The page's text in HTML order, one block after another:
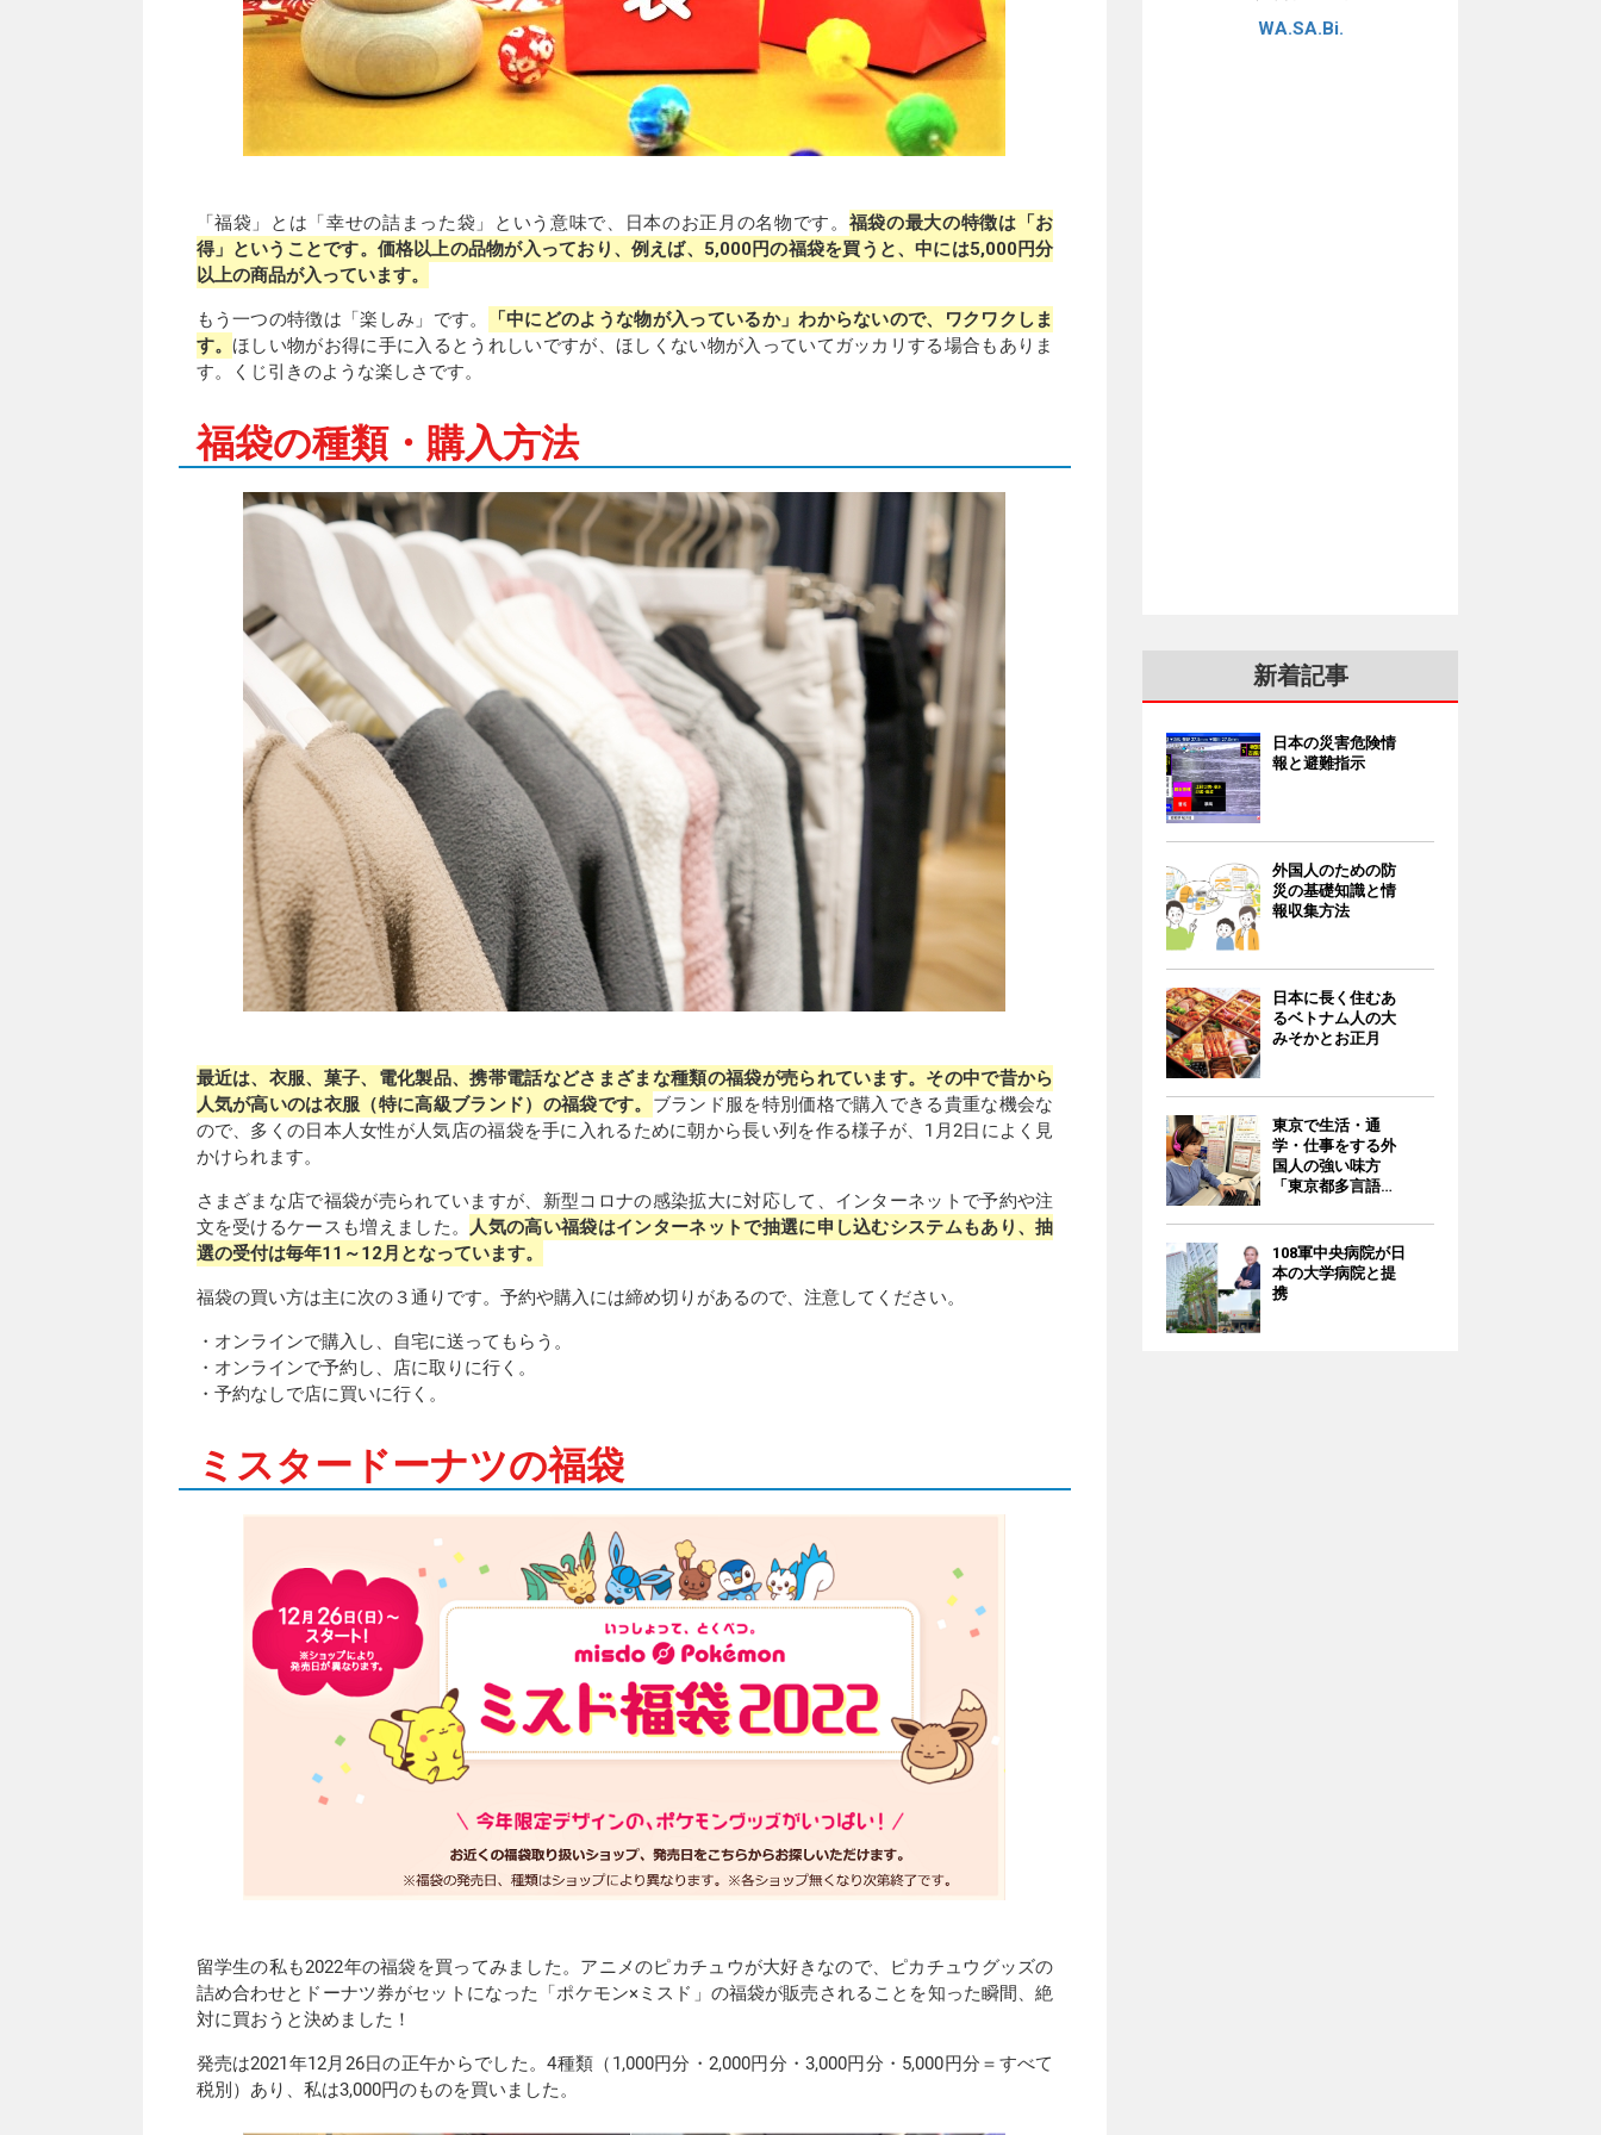
「福袋」とは「幸せの詰まった袋」という意味で、日本のお正月の名物です。 福袋の最大の特徴は「お
得」ということです。価格以上の品物が入っており、例えば、5,000円の福袋を買うと、中には5,000円分
以上の商品が入っています。
もう一つの特徴は「楽しみ」です。
「中にどのような物が入っているか」わからないので、ワクワクしま
す。ほしい物がお得に手に入るとうれしいですが、ほしくない物が入っていてガッカリする場合もありま
す。くじ引きのような楽しさです。
福袋の種類・購入方法
最近は、衣服、菓子、電化製品、携帯電話などさまざまな種類の福袋が売られています。その中で昔から
人気が高いのは衣服（特に高級ブランド）の福袋です。 ブランド服を特別価格で購入できる貴重な機会な
ので、多くの日本人女性が人気店の福袋を手に入れるために朝から長い列を作る様子が、1月2日によく見
かけられます。
さまざまな店で福袋が売られていますが、新型コロナの感染拡大に対応して、インターネットで予約や注
文を受けるケースも増えました。 人気の高い福袋はインターネットで抽選に申し込むシステムもあり、抽
選の受付は毎年11～12月となっています。
福袋の買い方は主に次の３通りです。予約や購入には締め切りがあるので、注意してください。
・オンラインで購入し、自宅に送ってもらう。
・オンラインで予約し、店に取りに行く。
・予約なしで店に買いに行く。
ミスタードーナツの福袋
留学生の私も2022年の福袋を買ってみました。アニメのピカチュウが大好きなので、ピカチュウグッズの
詰め合わせとドーナツ券がセットになった「ポケモン×ミスド」の福袋が販売されることを知った瞬間、絶
対に買おうと決めました！
発売は2021年12月26日の正午からでした。4種類（1,000円分・2,000円分・3,000円分・5,000円分＝すべて
税別）あり、私は3,000円のものを買いました。
WA.SA.Bi.
新着記事
日本の災害危険情
報と避難指示
外国人のための防
災の基礎知識と情
報収集方法
日本に長く住むあ
るベトナム人の大
みそかとお正月
東京で生活・通
学・仕事をする外
国人の強い味方
「東京都多言語相
108軍中央病院が日
本の大学病院と提
携